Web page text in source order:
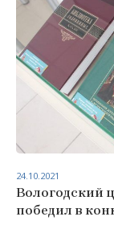
Вологодский
победил в
24.10.2021